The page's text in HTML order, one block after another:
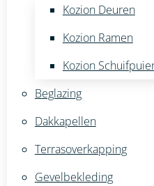
Kozion Deuren
Kozion Ramen
Kozion
Beglazing
Dakkapellen
Terrasoverkapping
Gevelbekleding